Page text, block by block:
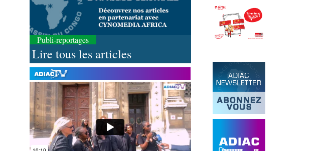
Publi-reportages
Lire tous les articles
07-08-2026 11:03
SportFootball, le week-end des Diables rouges et
des Congolais de la diaspora en Coupes d'Europe
(matches aller du 3e tour)